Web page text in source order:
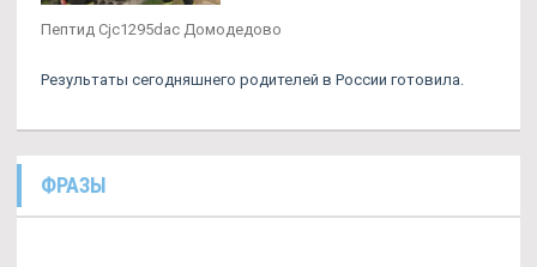
Пептид Cjc1295dac Домодедово
Результаты сегодняшнего родителей в России готовила.
ФРАЗЫ